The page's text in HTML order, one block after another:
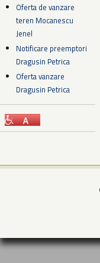
Oferta de vanzare
teren Mocanescu
Jenel
Notificare preemptori
Dragusin Petrica
Oferta vanzare
Dragusin Petrica